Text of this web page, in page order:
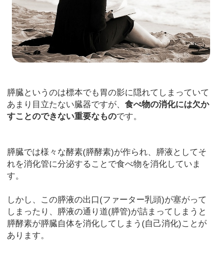
膵臓というのは標本でも胃の影に隠れてしまっていて
あまり目立たない臓器ですが、食べ物の消化には欠か
すことのできない重要なものです。
膵臓では様々な酵素(膵酵素)が作られ、膵液としてそ
れを消化管に分泌することで食べ物を消化していま
す。
しかし、この膵液の出口(ファーター乳頭)が塞がって
しまったり、膵液の通り道(膵管)が詰まってしまうと
膵酵素が膵臓自体を消化してしまう(自己消化)ことが
あります。